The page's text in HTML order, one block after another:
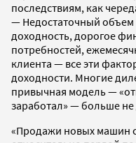
последствиям, как
— Недостаточный объем
доходность, дорогое
потребностей,
клиента — все эти
доходности. Многие
привычная модель —
заработал» — больше не
«Продажи новых машин